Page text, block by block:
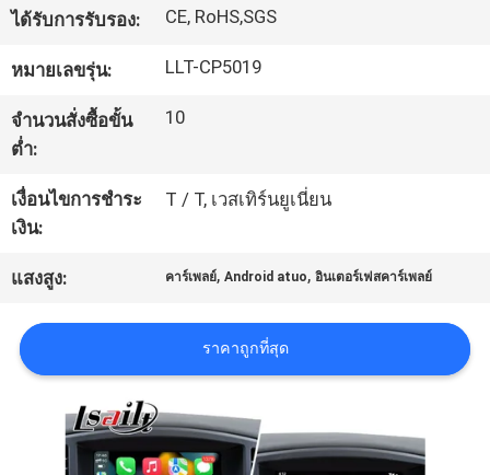
เรา
ทัวร์
โรงงาน
ควบคุม
คุณภาพ
ติดต่อ
ได้รับการรับรอง: CE, RoHS,SGS
หมายเลขรุ่น: LLT-CP5019
จำนวนสั่งซื้อขั้น
ต่ำ:
10
เงื่อนไขการชำระ
เงิน:
T / T, เวสเทิร์นยูเนี่ยน
แสงสูง: คาร์เพลย์,Android atuo,อินเตอร์เฟสคาร์เพลย์
ราคาถูกที่สุด